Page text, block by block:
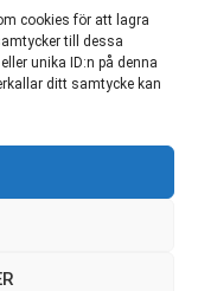
cookies för att lagra
till dessa
unika ID:n på denna
ditt samtycke kan